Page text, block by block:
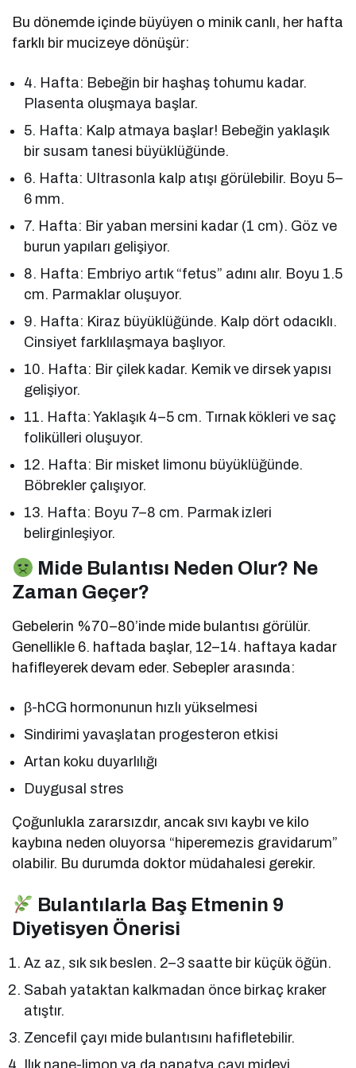
Bu dönemde içinde büyüyen o minik canlı, her hafta
farklı bir mucizeye dönüşür:
4. Hafta: Bebeğin bir haşhaş tohumu kadar.
Plasenta oluşmaya başlar.
5. Hafta: Kalp atmaya başlar! Bebeğin yaklaşık
bir susam tanesi büyüklüğünde.
6. Hafta: Ultrasonla kalp atışı görülebilir. Boyu 5–
6 mm.
7. Hafta: Bir yaban mersini kadar (1 cm). Göz ve
burun yapıları gelişiyor.
8. Hafta: Embriyo artık “fetus” adını alır. Boyu 1.5
cm. Parmaklar oluşuyor.
9. Hafta: Kiraz büyüklüğünde. Kalp dört odacıklı.
Cinsiyet farklılaşmaya başlıyor.
10. Hafta: Bir çilek kadar. Kemik ve dirsek yapısı
gelişiyor.
11. Hafta: Yaklaşık 4–5 cm. Tırnak kökleri ve saç
folikülleri oluşuyor.
12. Hafta: Bir misket limonu büyüklüğünde.
Böbrekler çalışıyor.
13. Hafta: Boyu 7–8 cm. Parmak izleri
belirginleşiyor.
Mide Bulantısı Neden Olur? Ne
Zaman Geçer?
Gebelerin %70–80’inde mide bulantısı görülür.
Genellikle 6. haftada başlar, 12–14. haftaya kadar
hafifleyerek devam eder. Sebepler arasında:
β-hCG hormonunun hızlı yükselmesi
Sindirimi yavaşlatan progesteron etkisi
Artan koku duyarlılığı
Duygusal stres
Çoğunlukla zararsızdır, ancak sıvı kaybı ve kilo
kaybına neden oluyorsa “hiperemezis gravidarum”
olabilir. Bu durumda doktor müdahalesi gerekir.
Bulantılarla Baş Etmenin 9
Diyetisyen Önerisi
Az az, sık sık beslen. 2–3 saatte bir küçük öğün.
Sabah yataktan kalkmadan önce birkaç kraker
atıştır.
Zencefil çayı mide bulantısını hafifletebilir.